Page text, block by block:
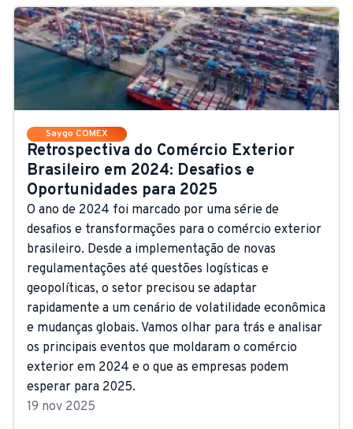
Saygo COMEX
Retrospectiva do Comércio Exterior
Brasileiro em 2024: Desafios e
Oportunidades para 2025
O ano de 2024 foi marcado por uma série de
desafios e transformações para o comércio exterior
brasileiro. Desde a implementação de novas
regulamentações até questões logísticas e
geopolíticas, o setor precisou se adaptar
rapidamente a um cenário de volatilidade econômica
e mudanças globais. Vamos olhar para trás e analisar
os principais eventos que moldaram o comércio
exterior em 2024 e o que as empresas podem
esperar para 2025.
19 nov 2025